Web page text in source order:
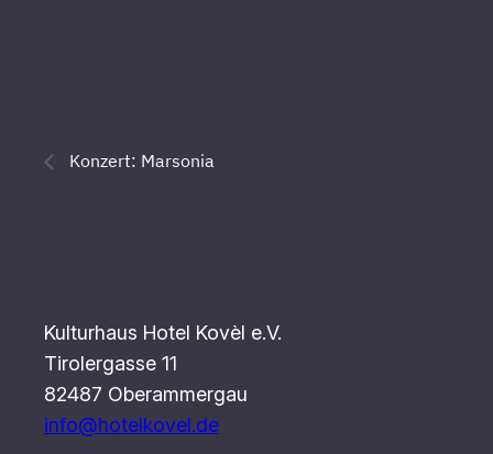
Konzert: Marsonia
Kulturhaus Hotel Kovèl e.V.
Tirolergasse 11
82487 Oberammergau
info@hotelkovel.de